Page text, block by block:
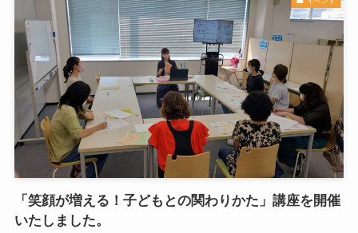
「笑顔が増える！子どもとの関わりかた」講座を開催
いたしました。